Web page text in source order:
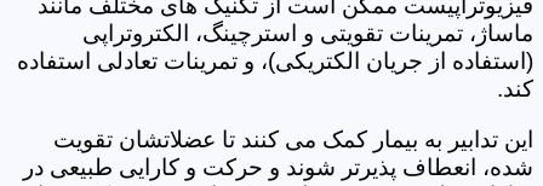
ماساژ، تمرینات تقویتی و استرچینگ، الکتروتراپی
(استفاده از جریان الکتریکی)، و تمرینات تعادلی استفاده
کند.
این تدابیر به بیمار کمک می کنند تا عضلاتشان تقویت
شده، انعطاف پذیرتر شوند و حرکت و کارایی طبیعی در